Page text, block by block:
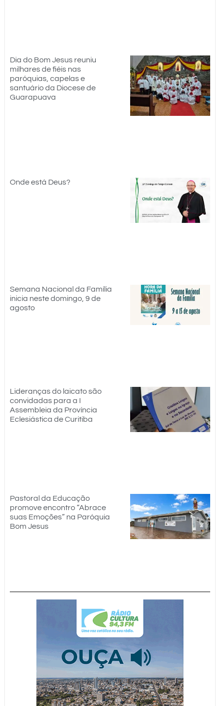
Dia do Bom Jesus reuniu
milhares de fiéis nas
paróquias, capelas e
santuário da Diocese de
Guarapuava
Onde está Deus?
Semana Nacional da Família
inicia neste domingo, 9 de
agosto
Lideranças do laicato são
convidadas para a I
Assembleia da Província
Eclesiástica de Curitiba
Pastoral da Educação
promove encontro “Abrace
suas Emoções” na Paróquia
Bom Jesus